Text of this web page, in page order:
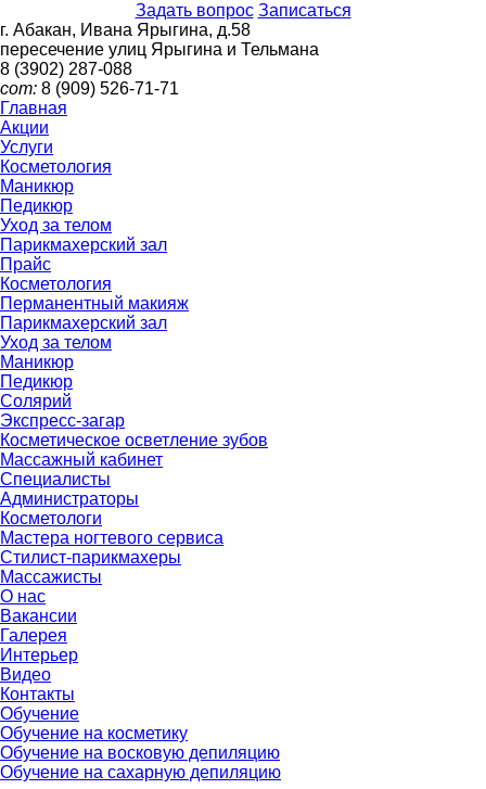
Задать вопрос Записаться
г. Абакан, Ивана Ярыгина, д.58
пересечение улиц Ярыгина и Тельмана
8 (3902) 287-088
сот: 8 (909) 526-71-71
Главная
Акции
Услуги
Косметология
Маникюр
Педикюр
Уход за телом
Парикмахерский зал
Прайс
Косметология
Перманентный макияж
Парикмахерский зал
Уход за телом
Маникюр
Педикюр
Солярий
Экспресс-загар
Косметическое осветление зубов
Массажный кабинет
Специалисты
Администраторы
Косметологи
Мастера ногтевого сервиса
Стилист-парикмахеры
Массажисты
О нас
Вакансии
Галерея
Интерьер
Видео
Контакты
Обучение
Обучение на косметику
Обучение на восковую депиляцию
Обучение на сахарную депиляцию